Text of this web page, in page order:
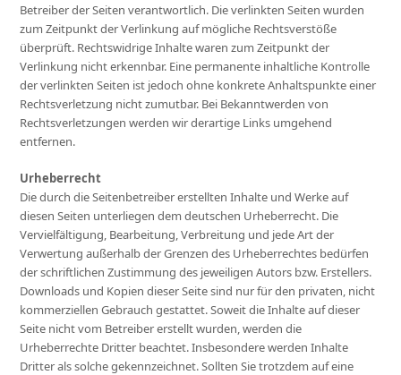
Betreiber der Seiten verantwortlich. Die verlinkten Seiten wurden
zum Zeitpunkt der Verlinkung auf mögliche Rechtsverstöße
überprüft. Rechtswidrige Inhalte waren zum Zeitpunkt der
Verlinkung nicht erkennbar. Eine permanente inhaltliche Kontrolle
der verlinkten Seiten ist jedoch ohne konkrete Anhaltspunkte einer
Rechtsverletzung nicht zumutbar. Bei Bekanntwerden von
Rechtsverletzungen werden wir derartige Links umgehend
entfernen.
Urheberrecht
Die durch die Seitenbetreiber erstellten Inhalte und Werke auf
diesen Seiten unterliegen dem deutschen Urheberrecht. Die
Vervielfältigung, Bearbeitung, Verbreitung und jede Art der
Verwertung außerhalb der Grenzen des Urheberrechtes bedürfen
der schriftlichen Zustimmung des jeweiligen Autors bzw. Erstellers.
Downloads und Kopien dieser Seite sind nur für den privaten, nicht
kommerziellen Gebrauch gestattet. Soweit die Inhalte auf dieser
Seite nicht vom Betreiber erstellt wurden, werden die
Urheberrechte Dritter beachtet. Insbesondere werden Inhalte
Dritter als solche gekennzeichnet. Sollten Sie trotzdem auf eine